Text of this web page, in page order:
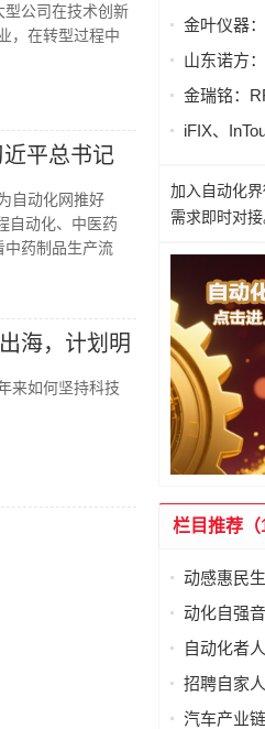
型公司在技术创新
，在转型过程中
平总书记
自动化网推好
自动化、中医药
中药制品生产流
海，计划明
来如何坚持科技
金叶仪器
山东诺方
金瑞铭：
iFIX、
加入自动化
需求即时对接
栏目推荐（
动感惠民
动化自强
进步发出
自动化者
文思考
招聘自家
家及人才
汽车产业